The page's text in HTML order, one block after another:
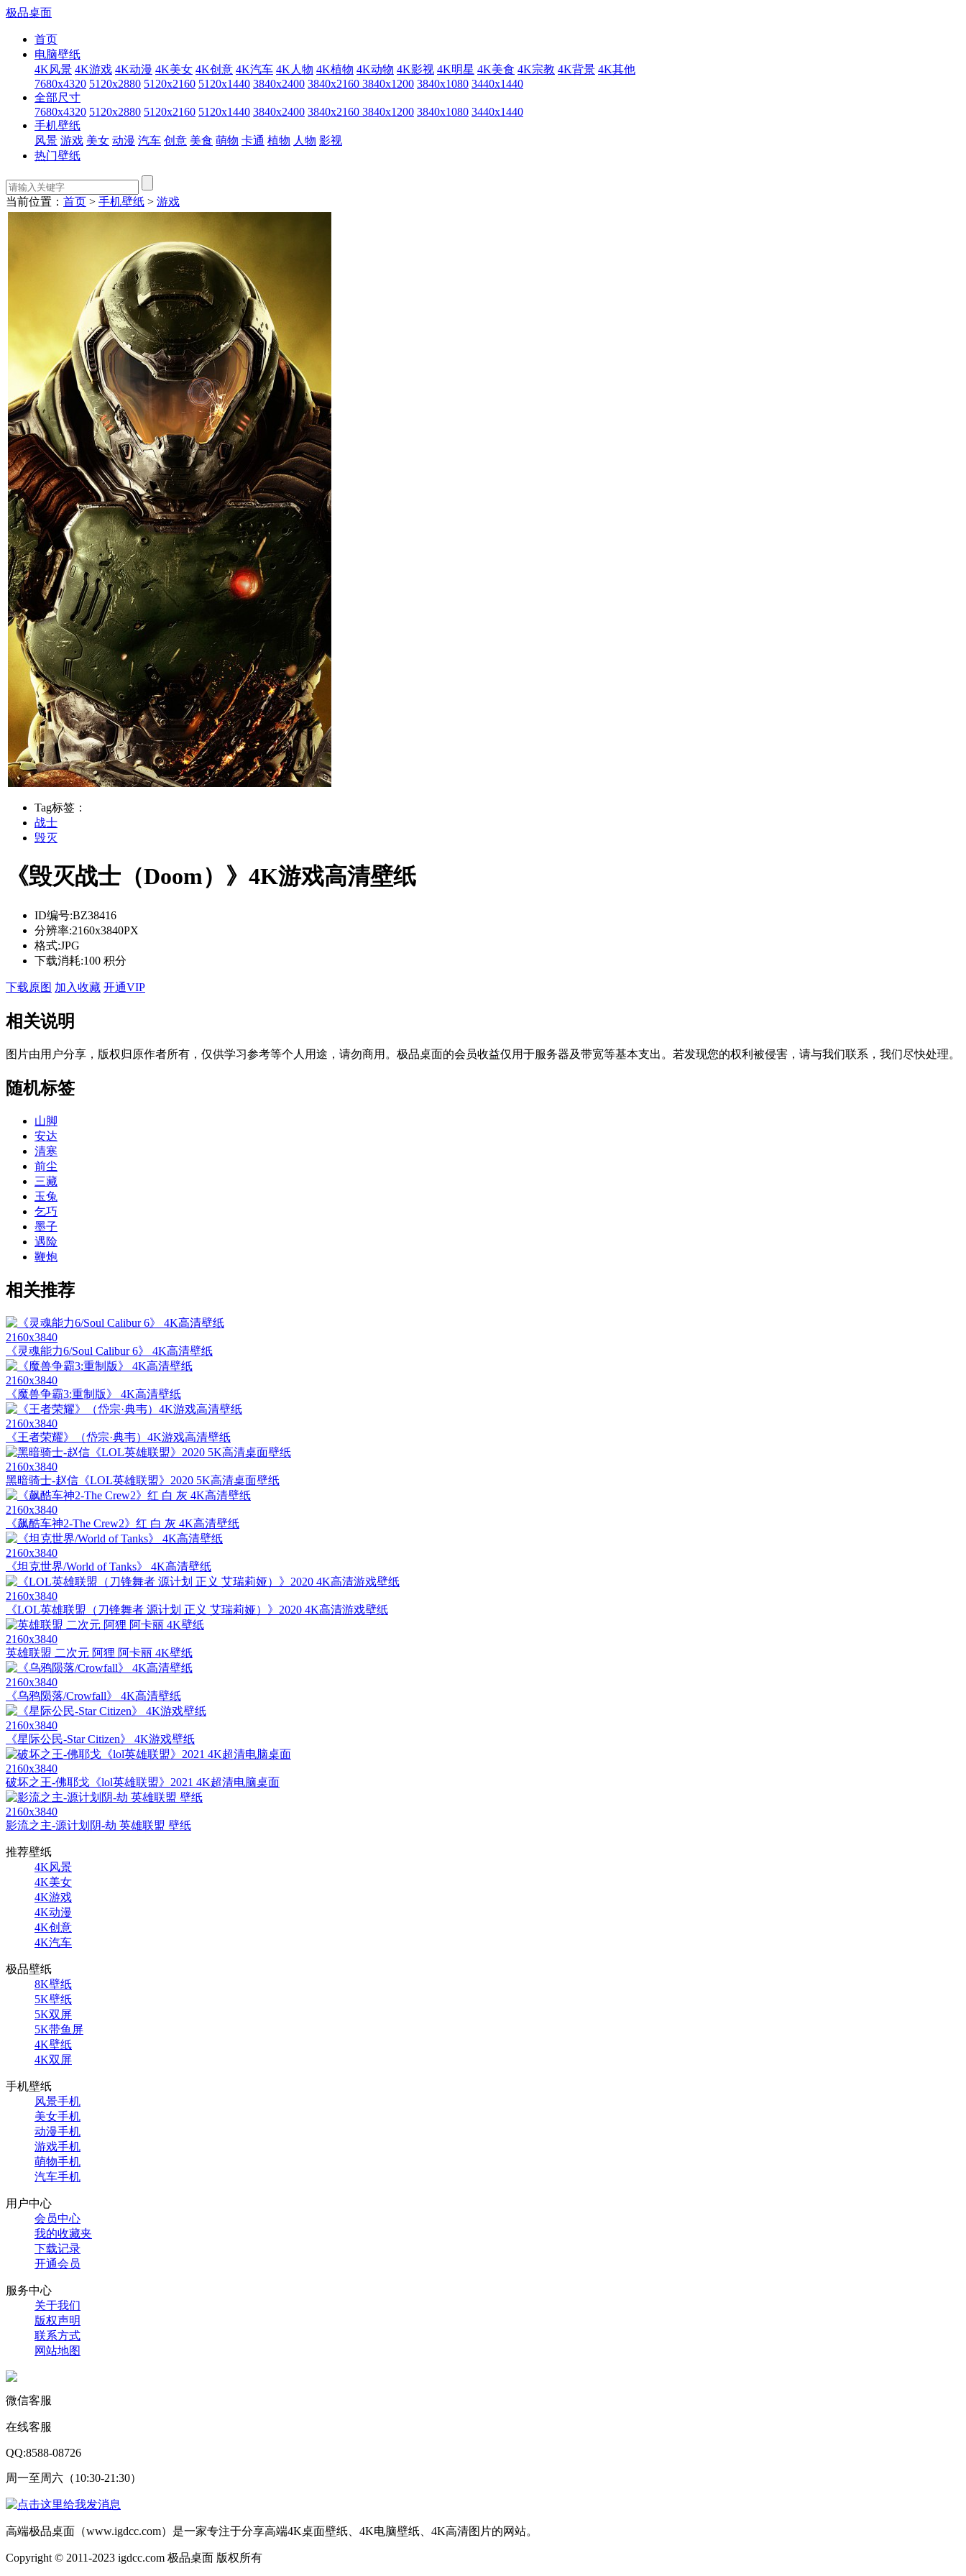
极品桌面
首页
电脑壁纸
4K风景 4K游戏 4K动漫 4K美女 4K创意 4K汽车 4K人物 4K植物 4K动物 4K影视 4K明星 4K美食 4K宗教 4K背景 4K其他
7680x4320 5120x2880 5120x2160 5120x1440 3840x2400 3840x2160 3840x1200 3840x1080 3440x1440
全部尺寸
7680x4320 5120x2880 5120x2160 5120x1440 3840x2400 3840x2160 3840x1200 3840x1080 3440x1440
手机壁纸
风景 游戏 美女 动漫 汽车 创意 美食 萌物 卡通 植物 人物 影视
热门壁纸
当前位置： 首页 > 手机壁纸 > 游戏
Tag标签：
战士
毁灭
《毁灭战士（Doom）》4K游戏高清壁纸
ID编号:BZ38416
分辨率:2160x3840PX
格式:JPG
下载消耗:100 积分
下载原图 加入收藏 开通VIP
相关说明
图片由用户分享，版权归原作者所有，仅供学习参考等个人用途，请勿商用。极品桌面的会员收益仅用于服务器及带宽等基本支出。若发现您的权利被侵害，请与我们联系，我们尽快处理。
随机标签
山脚
安达
清寒
前尘
三藏
玉兔
乞巧
墨子
遇险
鞭炮
相关推荐
2160x3840
《灵魂能力6/Soul Calibur 6》 4K高清壁纸
2160x3840
《魔兽争霸3:重制版》 4K高清壁纸
2160x3840
《王者荣耀》（岱宗·典韦）4K游戏高清壁纸
2160x3840
黑暗骑士-赵信《LOL英雄联盟》2020 5K高清桌面壁纸
2160x3840
《飙酷车神2-The Crew2》红 白 灰 4K高清壁纸
2160x3840
《坦克世界/World of Tanks》 4K高清壁纸
2160x3840
《LOL英雄联盟（刀锋舞者 源计划 正义 艾瑞莉娅）》2020 4K高清游戏壁纸
2160x3840
英雄联盟 二次元 阿狸 阿卡丽 4K壁纸
2160x3840
《乌鸦陨落/Crowfall》 4K高清壁纸
2160x3840
《星际公民-Star Citizen》 4K游戏壁纸
2160x3840
破坏之王-佛耶戈《lol英雄联盟》2021 4K超清电脑桌面
2160x3840
影流之主-源计划阴-劫 英雄联盟 壁纸
推荐壁纸
4K风景
4K美女
4K游戏
4K动漫
4K创意
4K汽车
极品壁纸
8K壁纸
5K壁纸
5K双屏
5K带鱼屏
4K壁纸
4K双屏
手机壁纸
风景手机
美女手机
动漫手机
游戏手机
萌物手机
汽车手机
用户中心
会员中心
我的收藏夹
下载记录
开通会员
服务中心
关于我们
版权声明
联系方式
网站地图
微信客服
在线客服
QQ:8588-08726
周一至周六（10:30-21:30）
高端极品桌面（www.igdcc.com）是一家专注于分享高端4K桌面壁纸、4K电脑壁纸、4K高清图片的网站。
Copyright © 2011-2023 igdcc.com 极品桌面 版权所有